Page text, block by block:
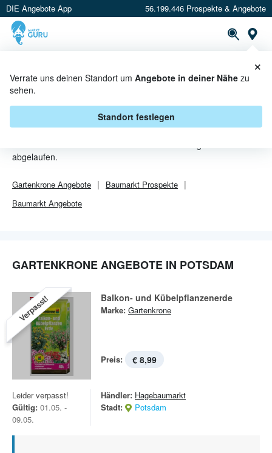
DIE Angebote App 56.199.446 Prospekte & Angebote
Verrate uns deinen Standort um Angebote in deiner Nähe zu
sehen.
Standort festlegen
×
GARTENKRONE ANGEBOTE IN
abgelaufen.
Gartenkrone Angebote Baumarkt Prospekte
Baumarkt Angebote
GARTENKRONE ANGEBOTE IN POTSDAM
Verpasst! Balkon- und Kübelpflanzenerde
Marke: Gartenkrone
Preis: € 8,99
Leider verpasst!
Gültig: 01.05. -
09.05.
Händler: Hagebaumarkt
Stadt:
Potsdam